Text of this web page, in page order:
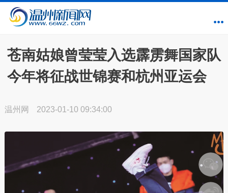
苍南姑娘曾莹莹入选霹雳舞国家队
今年将征战世锦赛和杭州亚运会
温州网 2023-01-10 09:34:00